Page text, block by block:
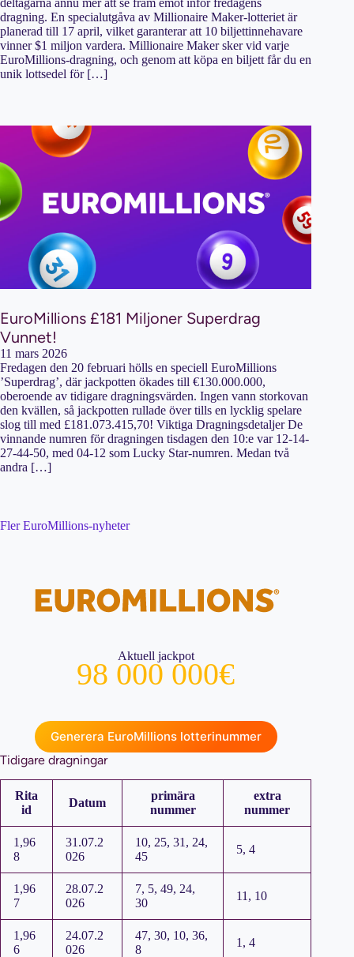
deltagarna ännu mer att se fram emot inför fredagens
dragning. En specialutgåva av Millionaire Maker-lotteriet är
planerad till 17 april, vilket garanterar att 10 biljettinnehavare
vinner $1 miljon vardera. Millionaire Maker sker vid varje
EuroMillions-dragning, och genom att köpa en biljett får du en
unik lottsedel för […]
EuroMillions £181 Miljoner Superdrag
Vunnet!
11 mars 2026
Fredagen den 20 februari hölls en speciell EuroMillions
’Superdrag’, där jackpotten ökades till €130.000.000,
oberoende av tidigare dragningsvärden. Ingen vann storkovan
den kvällen, så jackpotten rullade över tills en lycklig spelare
slog till med £181.073.415,70! Viktiga Dragningsdetaljer De
vinnande numren för dragningen tisdagen den 10:e var 12-14-
27-44-50, med 04-12 som Lucky Star-numren. Medan två
andra […]
Fler EuroMillions-nyheter
Aktuell jackpot
98 000 000€
Generera EuroMillions lotterinummer
Tidigare dragningar
Rita
id
Datum
primära
nummer
extra
nummer
1,96
8
31.07.2
026
10, 25, 31, 24,
45
5, 4
1,96
7
28.07.2
026
7, 5, 49, 24,
30
11, 10
1,96
6
24.07.2
026
47, 30, 10, 36,
8
1, 4